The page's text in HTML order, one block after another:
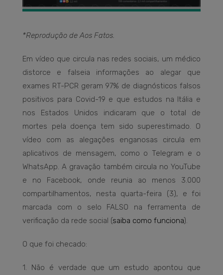
*Reprodução de Aos Fatos.
Em vídeo que circula nas redes sociais, um médico
distorce e falseia informações ao alegar que
exames RT-PCR geram 97% de diagnósticos falsos
positivos para Covid-19 e que estudos na Itália e
nos Estados Unidos indicaram que o total de
mortes pela doença tem sido superestimado. O
vídeo com as alegações enganosas circula em
aplicativos de mensagem, como o Telegram e o
WhatsApp. A gravação também circula no YouTube
e no Facebook, onde reunia ao menos 3.000
compartilhamentos, nesta quarta-feira (3), e foi
marcada com o selo FALSO na ferramenta de
verificação da rede social (saiba como funciona).
O que foi checado:
1. Não é verdade que um estudo apontou que